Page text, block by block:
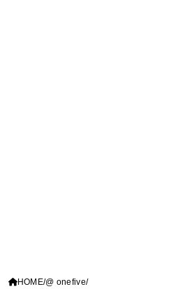
HOME @ onefive